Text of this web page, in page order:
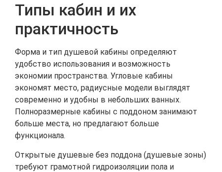
Типы кабин и их
практичность
Форма и тип душевой кабины определяют
удобство использования и возможность
экономии пространства. Угловые кабины
экономят место, радиусные модели выглядят
современно и удобны в небольших ванных.
Полноразмерные кабины с поддоном занимают
больше места, но предлагают больше
функционала.
Открытые душевые без поддона (душевые зоны)
требуют грамотной гидроизоляции пола и